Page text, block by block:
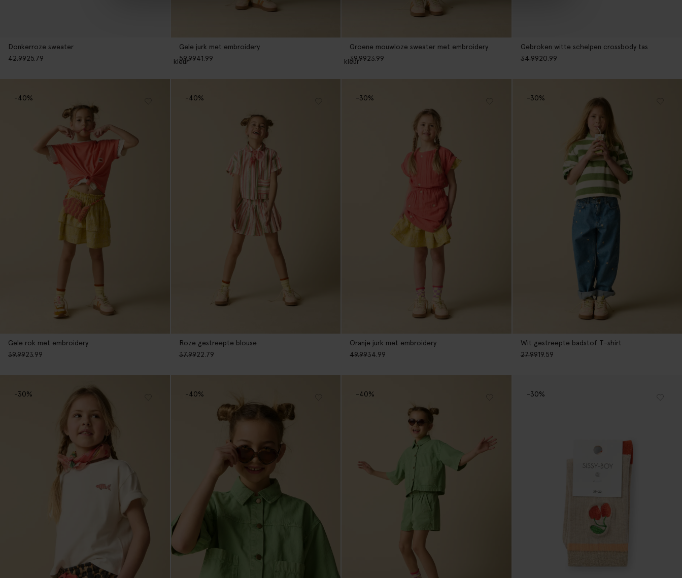
Donkerroze sweater
42.9925.79
Gele jurk met embroidery
59.9941.99
kleur
Groene mouwloze sweater met embroidery
39.9923.99
kleur
Gebroken witte schelpen crossbody tas
34.9920.99
Gele rok met embroidery
39.9923.99
-40%
Roze gestreepte blouse
37.9922.79
-40%
Oranje jurk met embroidery
49.9934.99
-30%
Wit gestreepte badstof T-shirt
27.9919.59
-30%
-30% -40% -40% -30%